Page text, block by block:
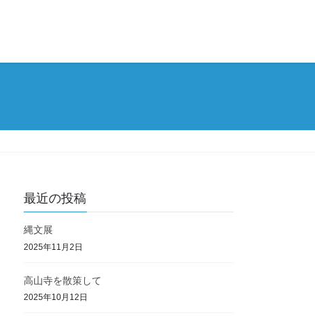
最近の投稿
縄文展
2025年11月2日
高山寺を散策して
2025年10月12日